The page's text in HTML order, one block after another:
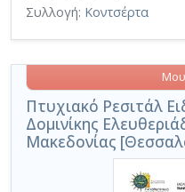
Συλλογή: Κοντσέρτα
Πτυχιακό Ρεσιτάλ
Δομινίκης
Μακεδονίας